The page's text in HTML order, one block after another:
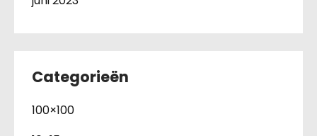
Categorieën
100×100